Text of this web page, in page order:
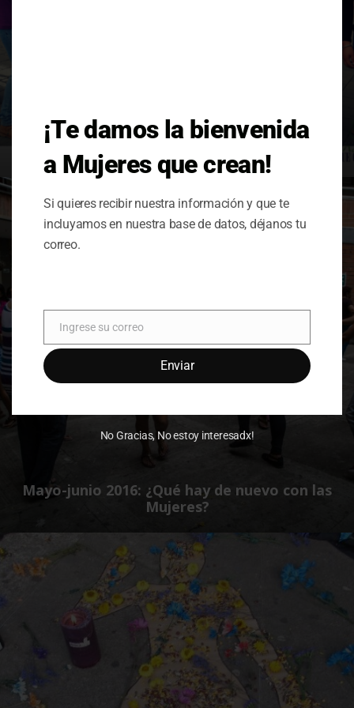
Marzo-abril 2016: ¿Qué hay de nuevo con las
Mayo-junio 2016: ¿Qué hay de nuevo con las
Mujeres?
¡Te damos la bienvenida
a Mujeres que crean!
Si quieres recibir nuestra información y que te
incluyamos en nuestra base de datos, déjanos tu
correo.
Correo
Ingrese su correo
Enviar
No Gracias, No estoy interesadx!